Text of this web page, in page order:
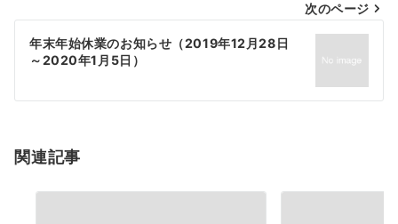
ビ
ゲ
シ
ン
次のページ
年末年始休業のお知らせ（2019年12月28日
～2020年1月5日）
関連記事